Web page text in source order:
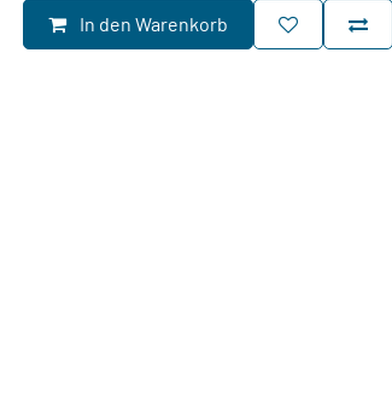
In den Warenkorb